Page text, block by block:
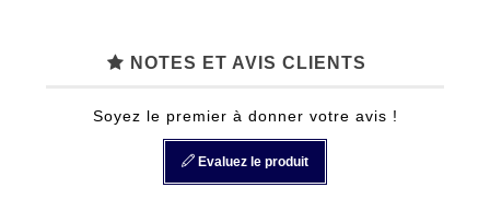
NOTES ET AVIS CLIENTS
Soyez le premier à donner votre avis !
Evaluez le produit